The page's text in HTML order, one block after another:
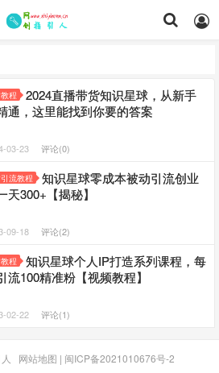
程
2024直播带货知识星球，从新手
通，这里能找到你要的答案
03-23 评论(0)
流教程
知识星球零成本被动引流创业
天300+【揭秘】
09-18 评论(2)
程
知识星球个人IP打造系列课程，每
流100精准粉【视频教程】
02-22 评论(1)
网站地图 | 闽ICP备2021010676号-2